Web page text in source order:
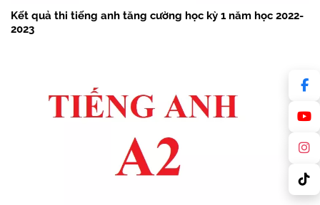
Kết quả thi tiếng anh tăng cường học kỳ 1 năm học 2022-
2023